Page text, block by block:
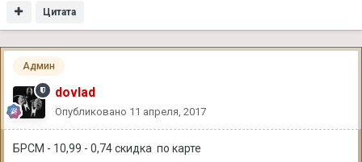
Цитата
Админ
dovlad
Опубликовано 11 апреля, 2017
БРСМ - 10,99 - 0,74 скидка по карте